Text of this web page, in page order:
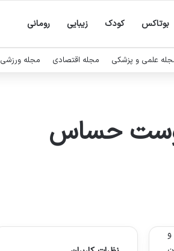
بوتاکس کودک زیبایی رومانی
علمی و پزشکی مجله اقتصادی مجله ورزشی
پوست حساس